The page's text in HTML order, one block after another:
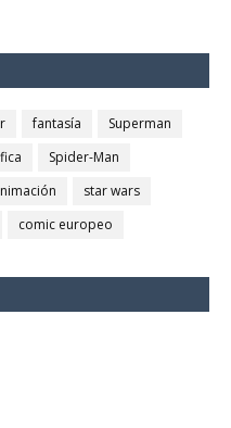
fantasía
Superman
Spider-Man
star wars
comic europeo